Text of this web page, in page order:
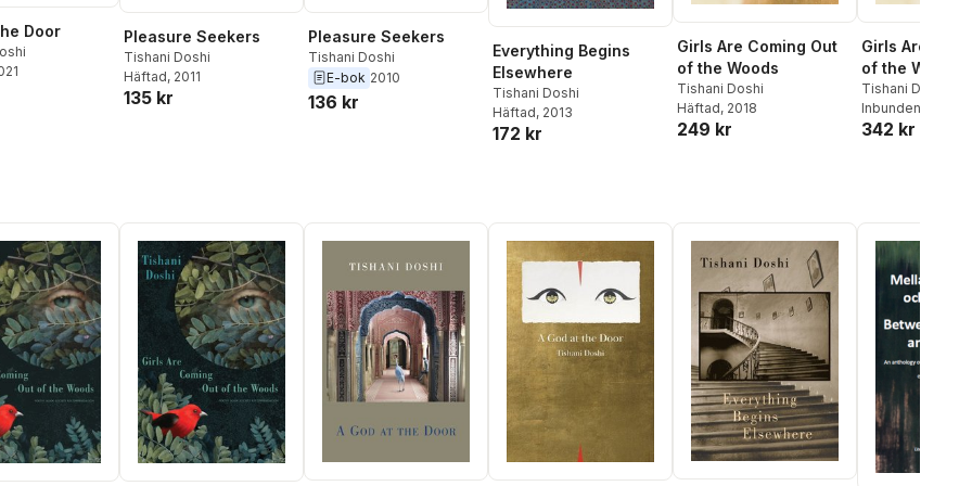
Door Pleasure Seekers
Tishani Doshi
Häftad, 2011
135 kr
Pleasure Seekers
Tishani Doshi
E-bok 2010
136 kr
Everything Begins
Elsewhere
Tishani Doshi
Häftad, 2013
172 kr
Girls Are Coming Out
of the Woods
Tishani Doshi
Häftad, 2018
249 kr
Girls Are
of the Woods
Tishani Doshi
Inbunden
342 kr